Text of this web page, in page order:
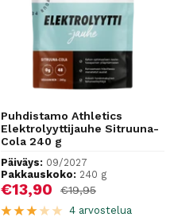
Puhdistamo Athletics
Elektrolyyttijauhe Sitruuna-
Cola 240 g
Päiväys: 09/2027
Pakkauskoko: 240 g
Alennushinta
€13,90 Normaalihinta
€19,95
4 arvostelua